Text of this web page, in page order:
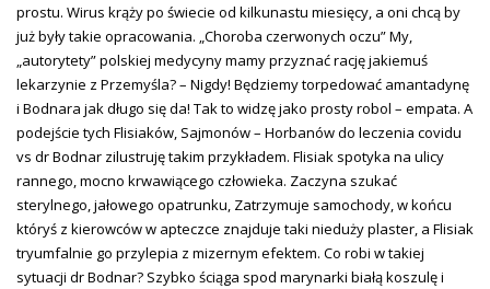
prostu. Wirus krąży po świecie od kilkunastu miesięcy, a oni chcą by
już były takie opracowania. „Choroba czerwonych oczu” My,
„autorytety” polskiej medycyny mamy przyznać rację jakiemuś
lekarzynie z Przemyśla? – Nigdy! Będziemy torpedować amantadynę
i Bodnara jak długo się da! Tak to widzę jako prosty robol – empata. A
podejście tych Flisiaków, Sajmonów – Horbanów do leczenia covidu
vs dr Bodnar zilustruję takim przykładem. Flisiak spotyka na ulicy
rannego, mocno krwawiącego człowieka. Zaczyna szukać
sterylnego, jałowego opatrunku, Zatrzymuje samochody, w końcu
któryś z kierowców w apteczce znajduje taki nieduży plaster, a Flisiak
tryumfalnie go przylepia z mizernym efektem. Co robi w takiej
sytuacji dr Bodnar? Szybko ściąga spod marynarki białą koszulę i